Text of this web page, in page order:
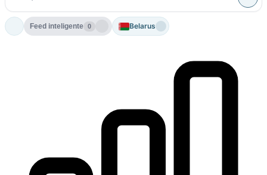
Feed inteligente 0 Belarus